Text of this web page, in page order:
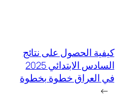
كيفية الحصول على نتائج
السادس الابتدائي 2025
في العراق خطوة بخطوة
→